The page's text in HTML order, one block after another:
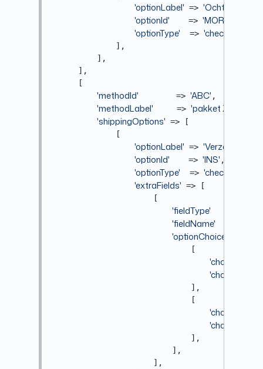
'optionLabel' =>
'optionId'
    =>
'MOR'
'optionType'
  =>
'checkbox'
              ],
          ],
      ],
      [
'methodId'
        =>
'ABC' ,
'methodLabel'
     =>
'pakket XL'
'shippingOptions' => [
              [
'optionLabel' => 'Verzekerd'
'optionId'
    =>
'INS' ,
'optionType'
  =>
'checkbox'
'extraFields' => [
                      [
'fieldType'
'fieldName'
'optionChoices'
                              [
'choiceLabel'
'choiceValue'
                              ],
                              [
'choiceLabel'
'choiceValue'
                              ],
                          ],
                      ],